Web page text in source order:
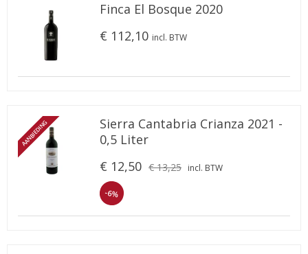
Finca El Bosque 2020
€ 112,10 incl. BTW
AANBIEDING
Sierra Cantabria Crianza 2021 -
0,5 Liter
€ 12,50 € 13,25 incl. BTW
-6%